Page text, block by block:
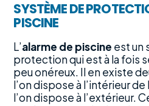
SYSTÈME DE
PISCINE
L’alarme de piscine est un
protection qui est à la fois
peu onéreux. Il en existe
l’on dispose à l’intérieur
l’on dispose à l’extérieur.